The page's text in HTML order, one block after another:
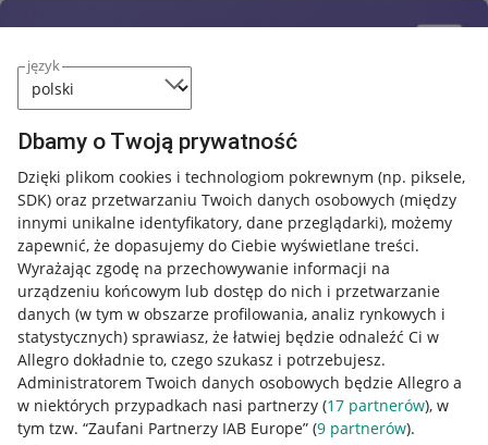
język
Dbamy o Twoją prywatność
Dzięki plikom cookies i technologiom pokrewnym (np. piksele,
SDK) oraz przetwarzaniu Twoich danych osobowych (między
innymi unikalne identyfikatory, dane przeglądarki), możemy
zapewnić, że dopasujemy do Ciebie wyświetlane treści.
Wyrażając zgodę na przechowywanie informacji na
urządzeniu końcowym lub dostęp do nich i przetwarzanie
danych (w tym w obszarze profilowania, analiz rynkowych i
statystycznych) sprawiasz, że łatwiej będzie odnaleźć Ci w
Allegro dokładnie to, czego szukasz i potrzebujesz.
Administratorem Twoich danych osobowych będzie Allegro a
w niektórych przypadkach nasi partnerzy (17 partnerów), w
tym tzw. “Zaufani Partnerzy IAB Europe” (9 partnerów).